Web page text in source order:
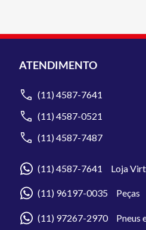
ATENDIMENTO
(11) 4587-7641
(11) 4587-0521
(11) 4587-7487
(11) 4587-7641 Loja
(11) 96197-0035 Peças
(11) 97267-2970 Pneus